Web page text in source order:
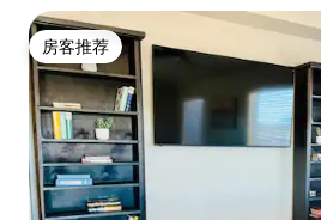
房客推荐
房客推荐